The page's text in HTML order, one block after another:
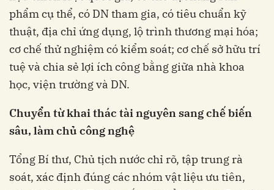
phẩm cụ thể, có DN tham gia, có tiêu chuẩn kỹ
thuật, địa chỉ ứng dụng, lộ trình thương mại hóa;
cơ chế thử nghiệm có kiểm soát; cơ chế sở hữu trí
tuệ và chia sẻ lợi ích công bằng giữa nhà khoa
học, viện trường và DN.
Chuyển từ khai thác tài nguyên sang chế biến
sâu, làm chủ công nghệ
Tổng Bí thư, Chủ tịch nước chỉ rõ, tập trung rà
soát, xác định đúng các nhóm vật liệu ưu tiên,